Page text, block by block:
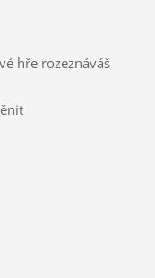
hře rozeznáváš